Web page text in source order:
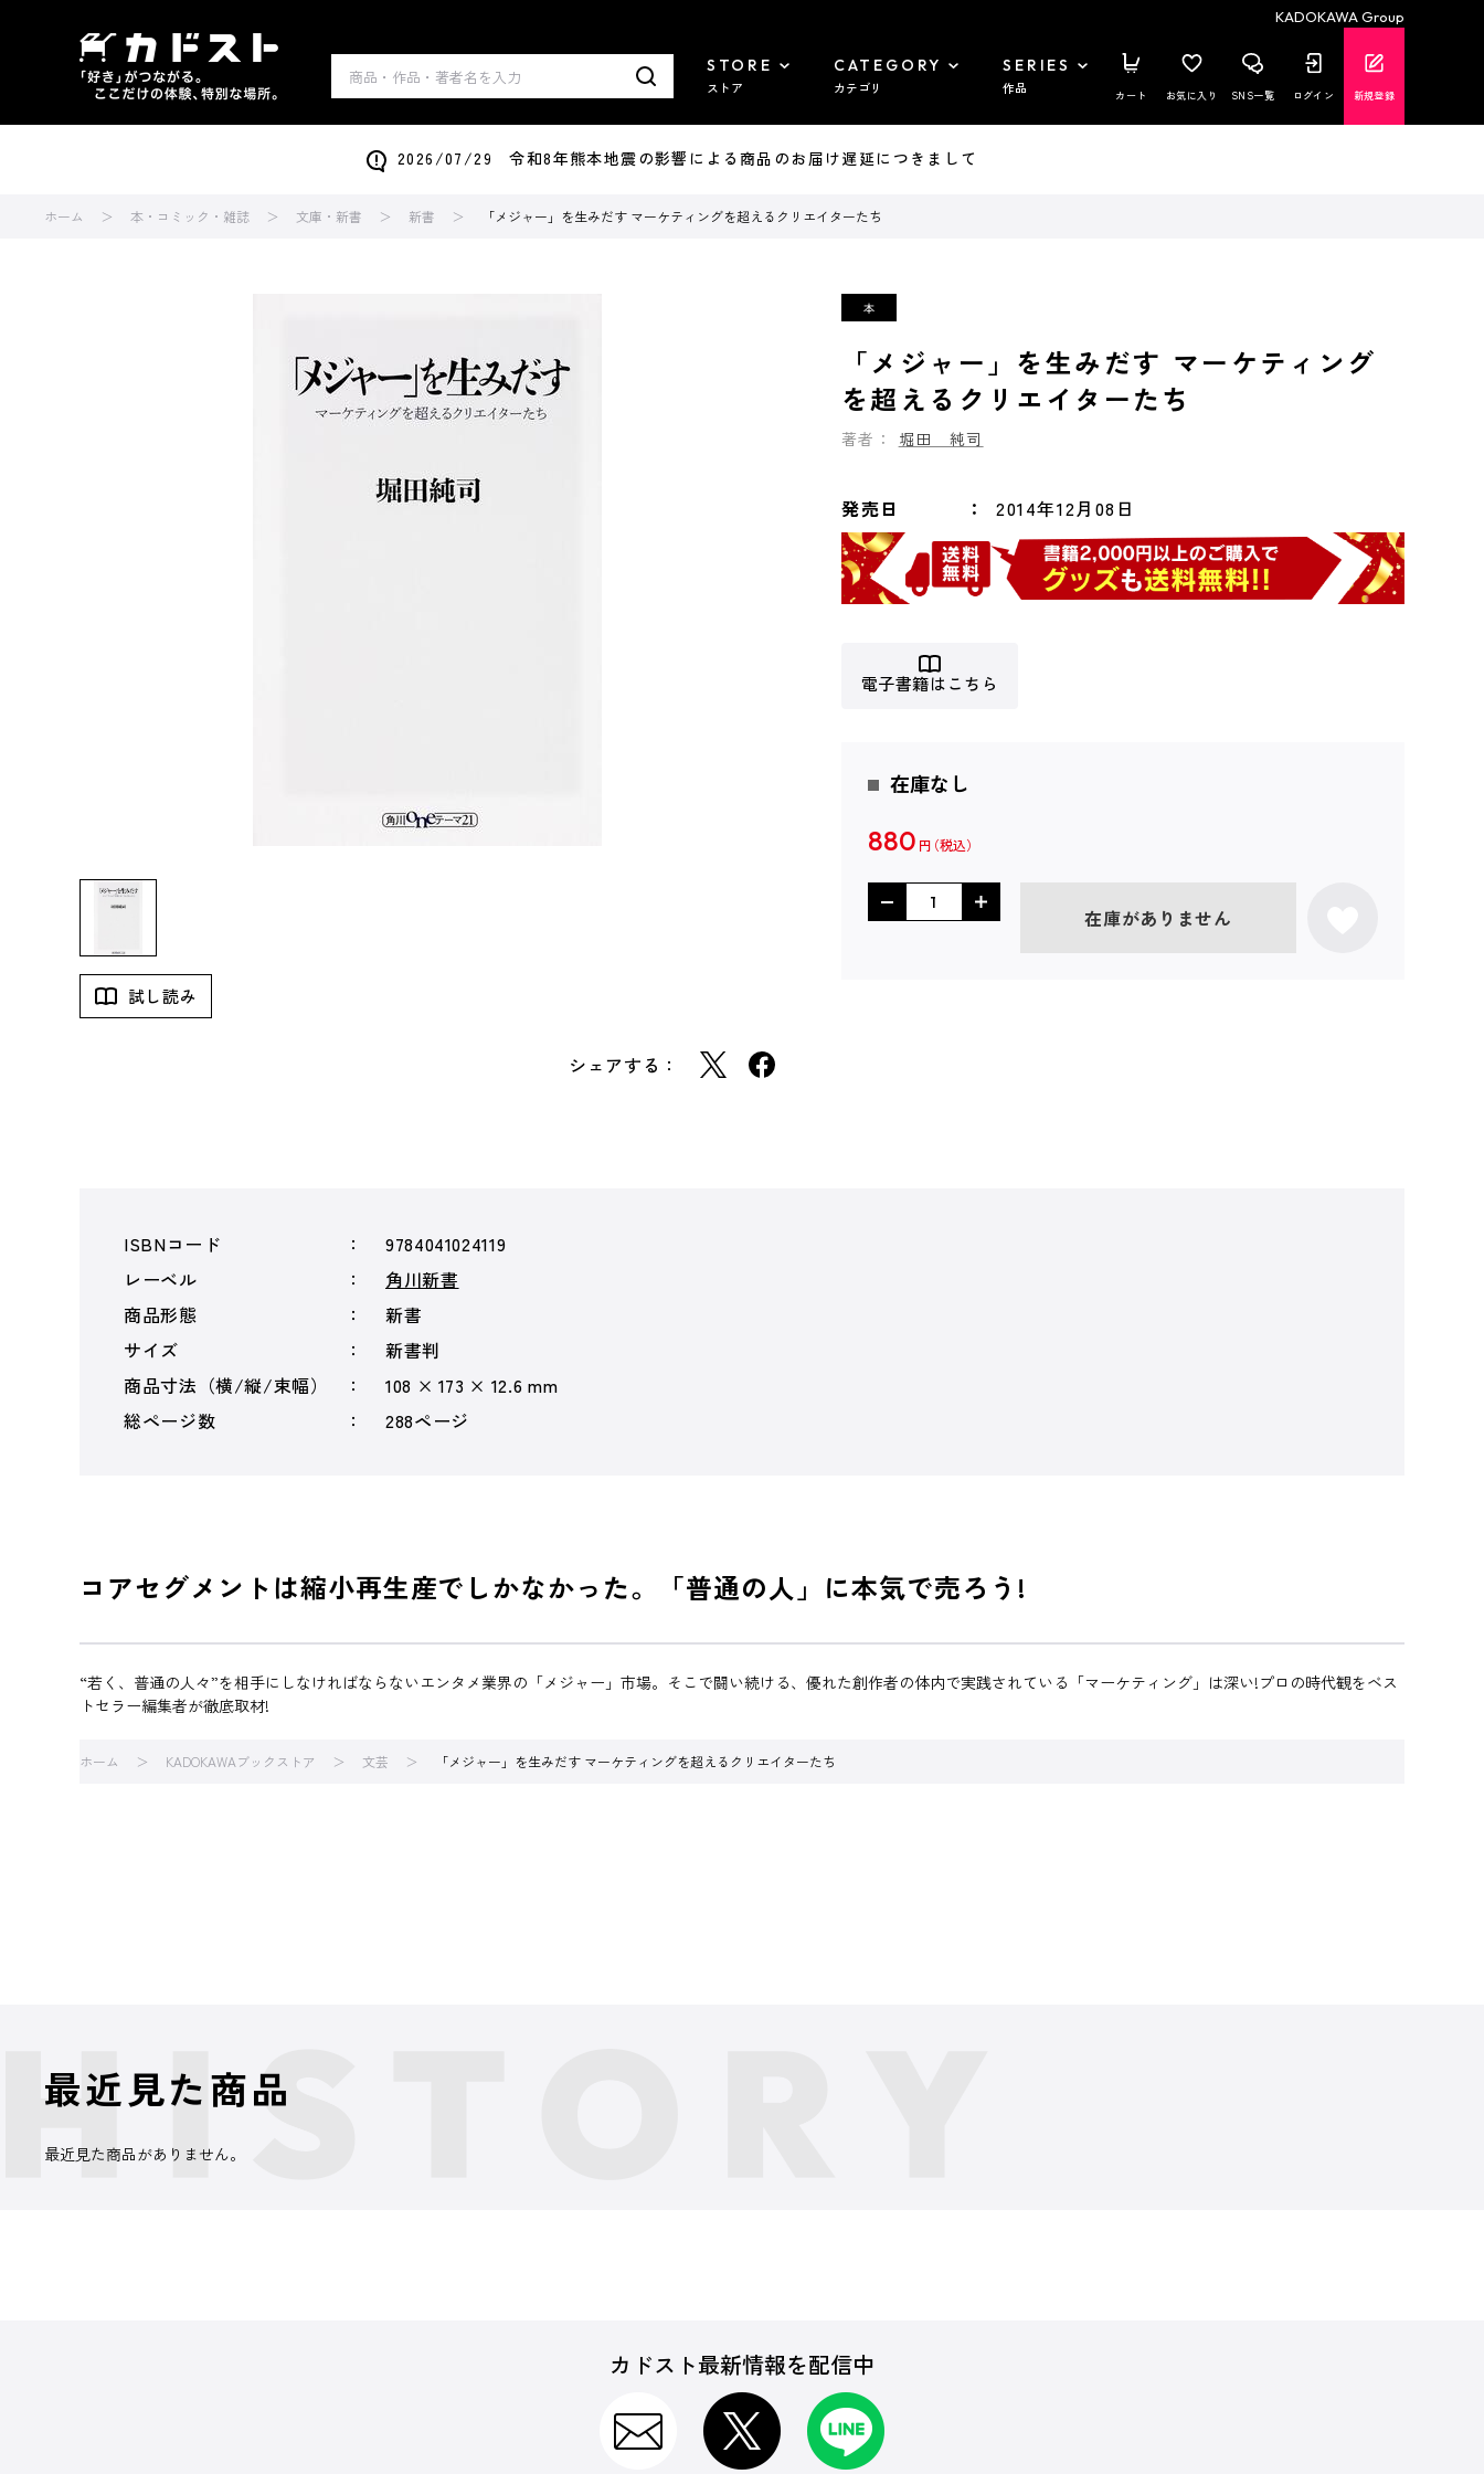
KADOKAWA Group
STORE
ストア
CATEGORY
カテゴリ
SERIES
作品 カート お気に入り SNS一覧 ログイン 新規登録
2026/07/29 令和8年熊本地震の影響による商品のお届け遅延につきまして
ホーム 本・コミック・雑誌 文庫・新書 新書 「メジャー」を生みだす マーケティングを超えるクリエイターたち
試し読み
シェアする：
「メジャー」を生みだす マーケティング
を超えるクリエイターたち
著者： 堀田 純司
発売日 2014年12月08日
電子書籍はこちら
在庫なし
880 円
在庫がありません
ISBNコード
9784041024119
レーベル
角川新書
商品形態
新書
サイズ
新書判
商品寸法（横/縦/束幅）
108 × 173 × 12.6 mm
総ページ数
288ページ
コアセグメントは縮小再生産でしかなかった。「普通の人」に本気で売ろう!
“若く、普通の人々”を相手にしなければならないエンタメ業界の「メジャー」市場。そこで闘い続ける、優れた創作者の体内で実践されている「マーケティング」は深い!プロの時代観をベス
トセラー編集者が徹底取材!
ホーム KADOKAWAブックストア 文芸 「メジャー」を生みだす マーケティングを超えるクリエイターたち
最近見た商品
最近見た商品がありません。
カドスト最新情報を配信中